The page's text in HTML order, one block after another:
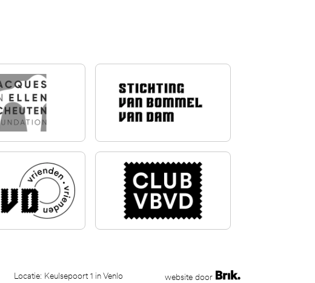
Locatie: Keulsepoort 1 in Venlo website door